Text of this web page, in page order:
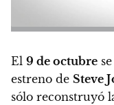
El 9 de octubre
estreno de Steve
sólo reconstruyó